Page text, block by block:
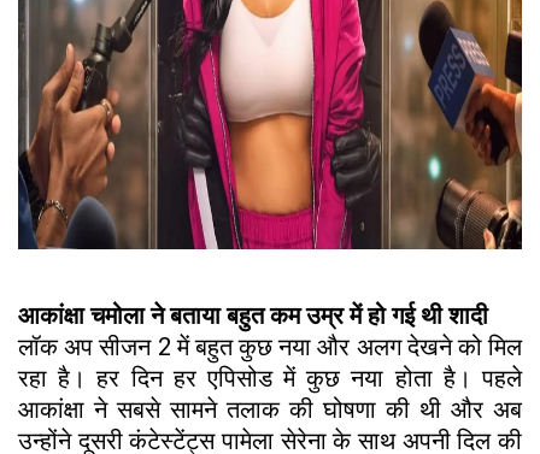
आकांक्षा चमोला ने बताया बहुत कम उम्र में हो गई थी शादी
लॉक अप सीजन 2 में बहुत कुछ नया और अलग देखने को मिल
रहा है। हर दिन हर एपिसोड में कुछ नया होता है। पहले
आकांक्षा ने सबसे सामने तलाक की घोषणा की थी और अब
उन्होंने दूसरी कंटेस्टेंट्स पामेला सेरेना के साथ अपनी दिल की